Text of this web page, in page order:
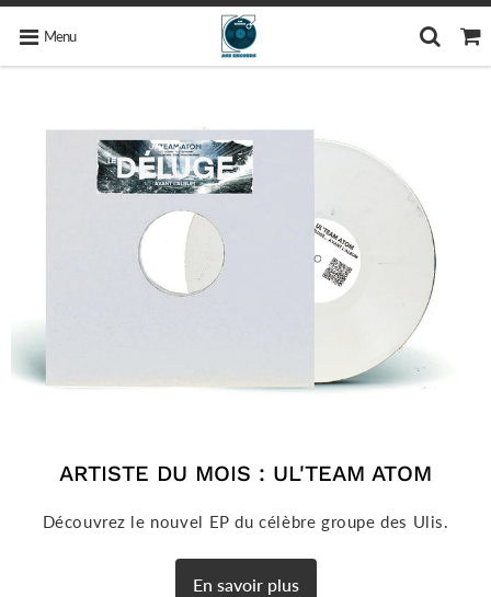
Menu
ARTISTE DU MOIS : UL'TEAM ATOM
Découvrez le nouvel EP du célèbre groupe des Ulis.
En savoir plus